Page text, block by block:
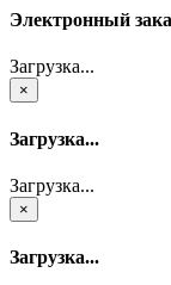
Электронный
Загрузка...
×
Загрузка...
Загрузка...
×
Загрузка...